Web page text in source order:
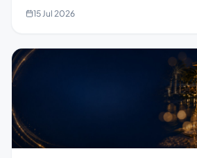
15 Jul 2026